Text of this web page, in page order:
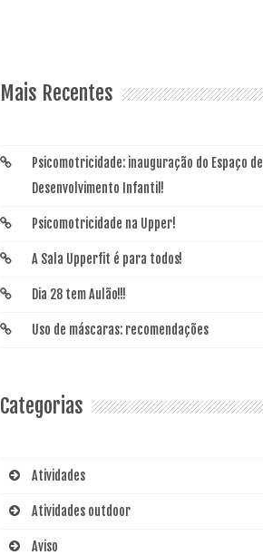
Mais Recentes
Psicomotricidade: inauguração do Espaço de
Desenvolvimento Infantil!
Psicomotricidade na Upper!
A Sala Upperfit é para todos!
Dia 28 tem Aulão!!!
Uso de máscaras: recomendações
Categorias
Atividades
Atividades outdoor
Aviso